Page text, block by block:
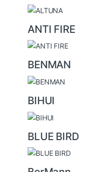
ANTI FIRE
BENMAN
BIHUI
BLUE BIRD